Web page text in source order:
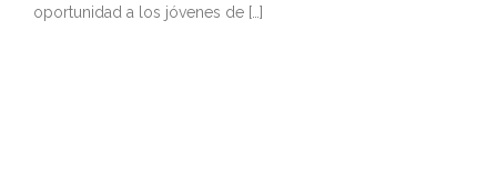
oportunidad a los jóvenes de […]